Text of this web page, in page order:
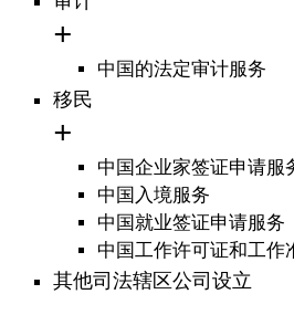
中国的法定审计服务
移民
中国企业家签证申请服
中国入境服务
中国就业签证申请服务
中国工作许可证和工作
其他司法辖区公司设立